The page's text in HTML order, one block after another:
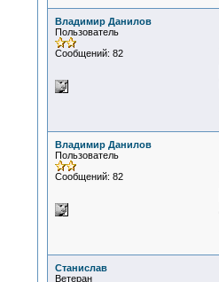
Владимир Данилов
Пользователь
Сообщений: 82
Владимир Данилов
Пользователь
Сообщений: 82
Станислав
Ветеран